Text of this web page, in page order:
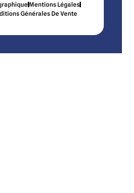
Mentions Légales
Générales De Vente